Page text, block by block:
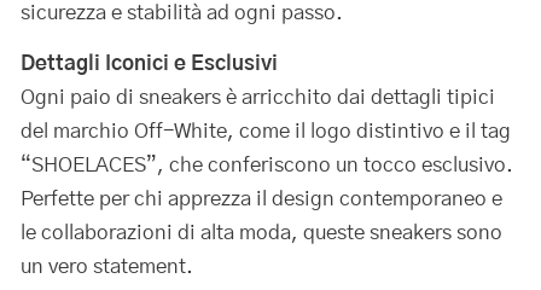
sicurezza e stabilità ad ogni passo.
Dettagli Iconici e Esclusivi
Ogni paio di sneakers è arricchito dai dettagli tipici
del marchio Off-White, come il logo distintivo e il tag
“SHOELACES”, che conferiscono un tocco esclusivo.
Perfette per chi apprezza il design contemporaneo e
le collaborazioni di alta moda, queste sneakers sono
un vero statement.